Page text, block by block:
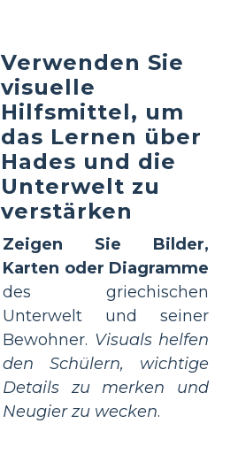
Verwenden Sie
visuelle
Hilfsmittel, um
das Lernen über
Hades und die
Unterwelt zu
verstärken
Zeigen Sie Bilder,
Karten oder Diagramme
des griechischen
Unterwelt und seiner
Bewohner. Visuals helfen
den Schülern, wichtige
Details zu merken und
Neugier zu wecken.